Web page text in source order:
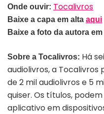
Onde ouvir: Tocalivros
Baixe a capa em alta aqui
Baixe a foto da autora em
Sobre a Tocalivros: Há
audiolivros, a Tocalivros
de 2 mil audiolivros e 5
quiser. Os títulos,
aplicativo em